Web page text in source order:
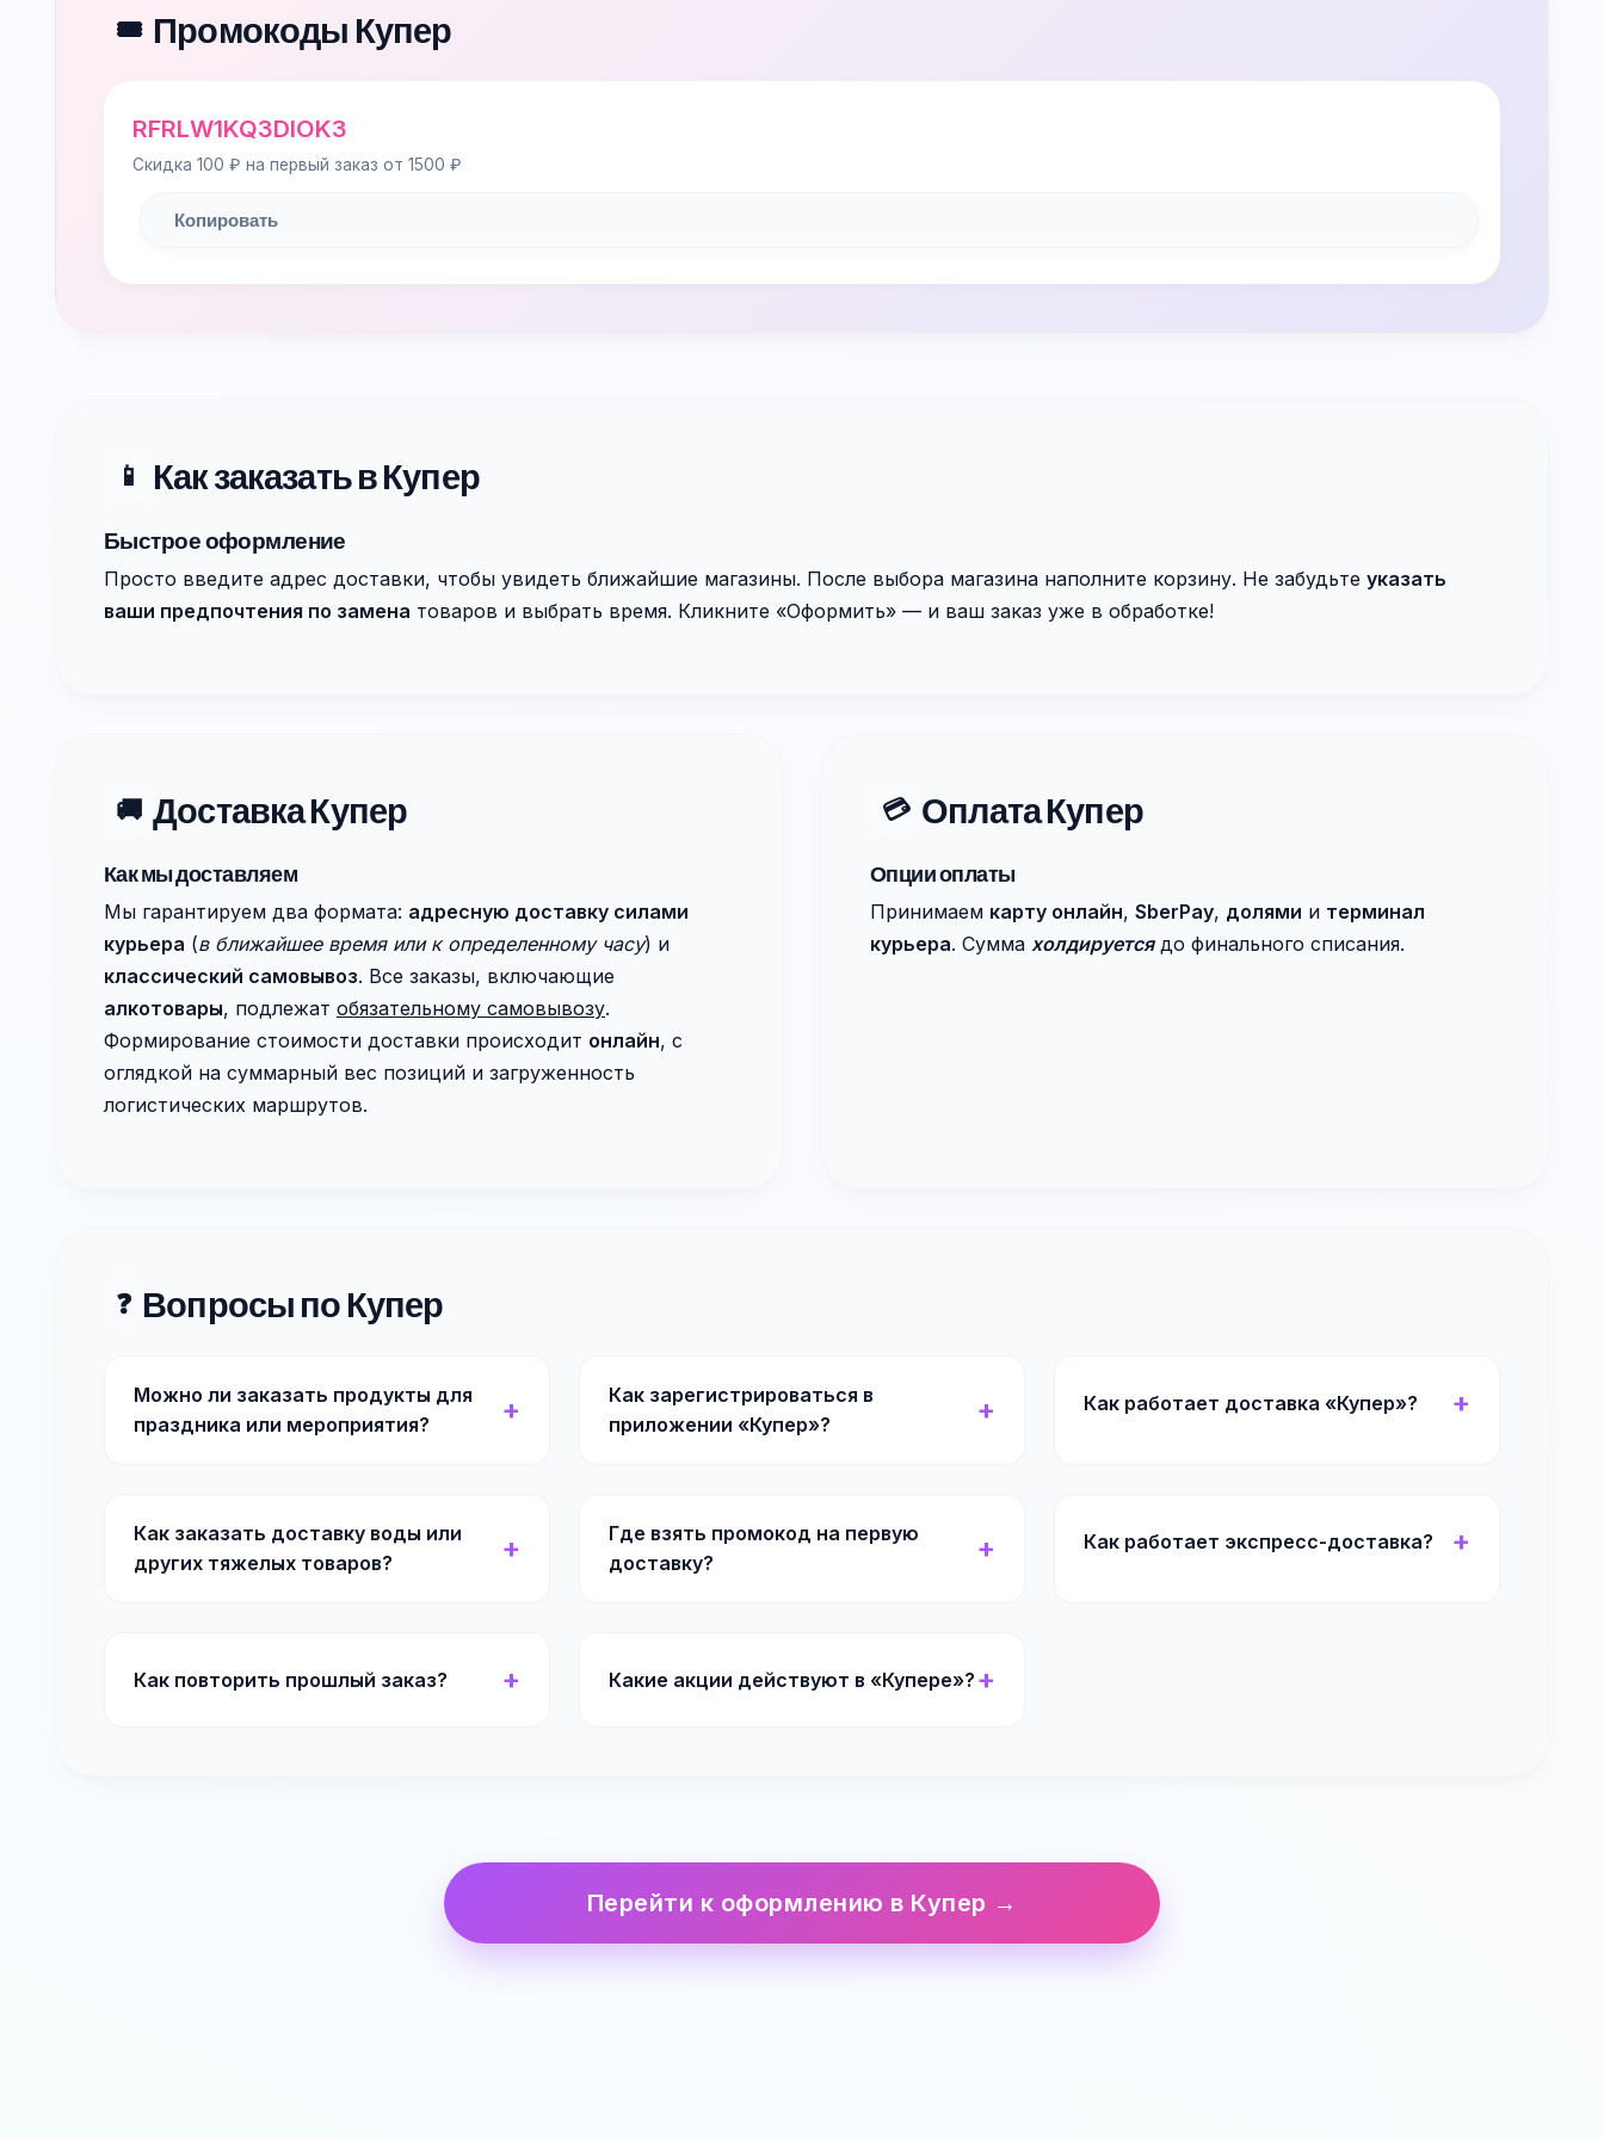
🎟️ Промокоды Купер
RFRLW1KQ3DIOK3
Скидка 100 ₽ на первый заказ от 1500 ₽
Копировать
📱 Как заказать в Купер
Быстрое оформление
Просто введите адрес доставки, чтобы увидеть ближайшие магазины. После выбора магазина наполните корзину. Не забудьте указать
ваши предпочтения по замена товаров и выбрать время. Кликните «Оформить» — и ваш заказ уже в обработке!
🚚 Доставка Купер
Как мы доставляем
Мы гарантируем два формата: адресную доставку силами
курьера (в ближайшее время или к определенному часу) и
классический самовывоз. Все заказы, включающие
алкотовары, подлежат обязательному самовывозу.
Формирование стоимости доставки происходит онлайн, с
оглядкой на суммарный вес позиций и загруженность
логистических маршрутов.
💳 Оплата Купер
Опции оплаты
Принимаем карту онлайн, SberPay, долями и терминал
курьера. Сумма холдируетсядо финального списания.
❓ Вопросы по Купер
Можно ли заказать продукты для
праздника или мероприятия?
Как зарегистрироваться в
приложении «Купер»?
Как работает доставка «Купер»?
Как заказать доставку воды или
других тяжелых товаров?
Где взять промокод на первую
доставку?
Как работает экспресс-доставка?
Как повторить прошлый заказ? Какие акции действуют в «Купере»?
Перейти к оформлению в Купер →